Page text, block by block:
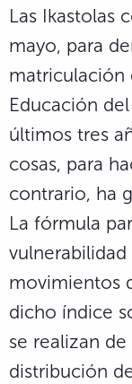
Las Ikastolas
mayo, para
matriculación
Educación
últimos tres
cosas, para
contrario, ha
La fórmula
movimientos
dicho índice
se realizan
distribución